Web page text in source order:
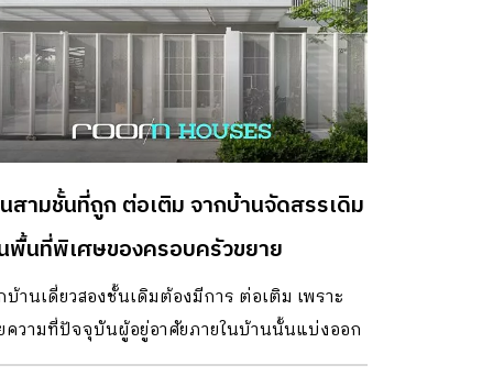
ม และเปลี่ยนสภาพไปจากเดิมอย่างมาก จนเกรง
ณค่าทางสถาปัตยกรรม และความทรงจำของ
นที่จะเลือนหายไป การบูรณะอาคารและรีโนเวท
ที่ใหม่จึงเกิดขึ้น โดยมีคุณราจิต แสง-ชูโต ร่วมกับ
โอออกแบบอย่าง TAVA architects ช่วยกันนำพา
ารกลับคืนมาในรูปแบบของโรงแรมบ้านตึกดิน
ขั้นตอนการทำงานมี 2 ประเด็นหลัก ๆ คือ 1. การ
บูรณะซ่อมแซมส่วนที่ชำรุด 2. […]
สามชั้นที่ถูก ต่อเติม จากบ้านจัดสรรเดิม
พื้นที่พิเศษของครอบครัวขยาย
บ้านเดี่ยวสองชั้นเดิมต้องมีการ ต่อเติม เพราะ
ความที่ปัจจุบันผู้อยู่อาศัยภายในบ้านนั้นแบ่งออก
สองครอบครัวที่มีเด็กอยู่ 2 คน รวมทั้งผู้สูงอายุอีก